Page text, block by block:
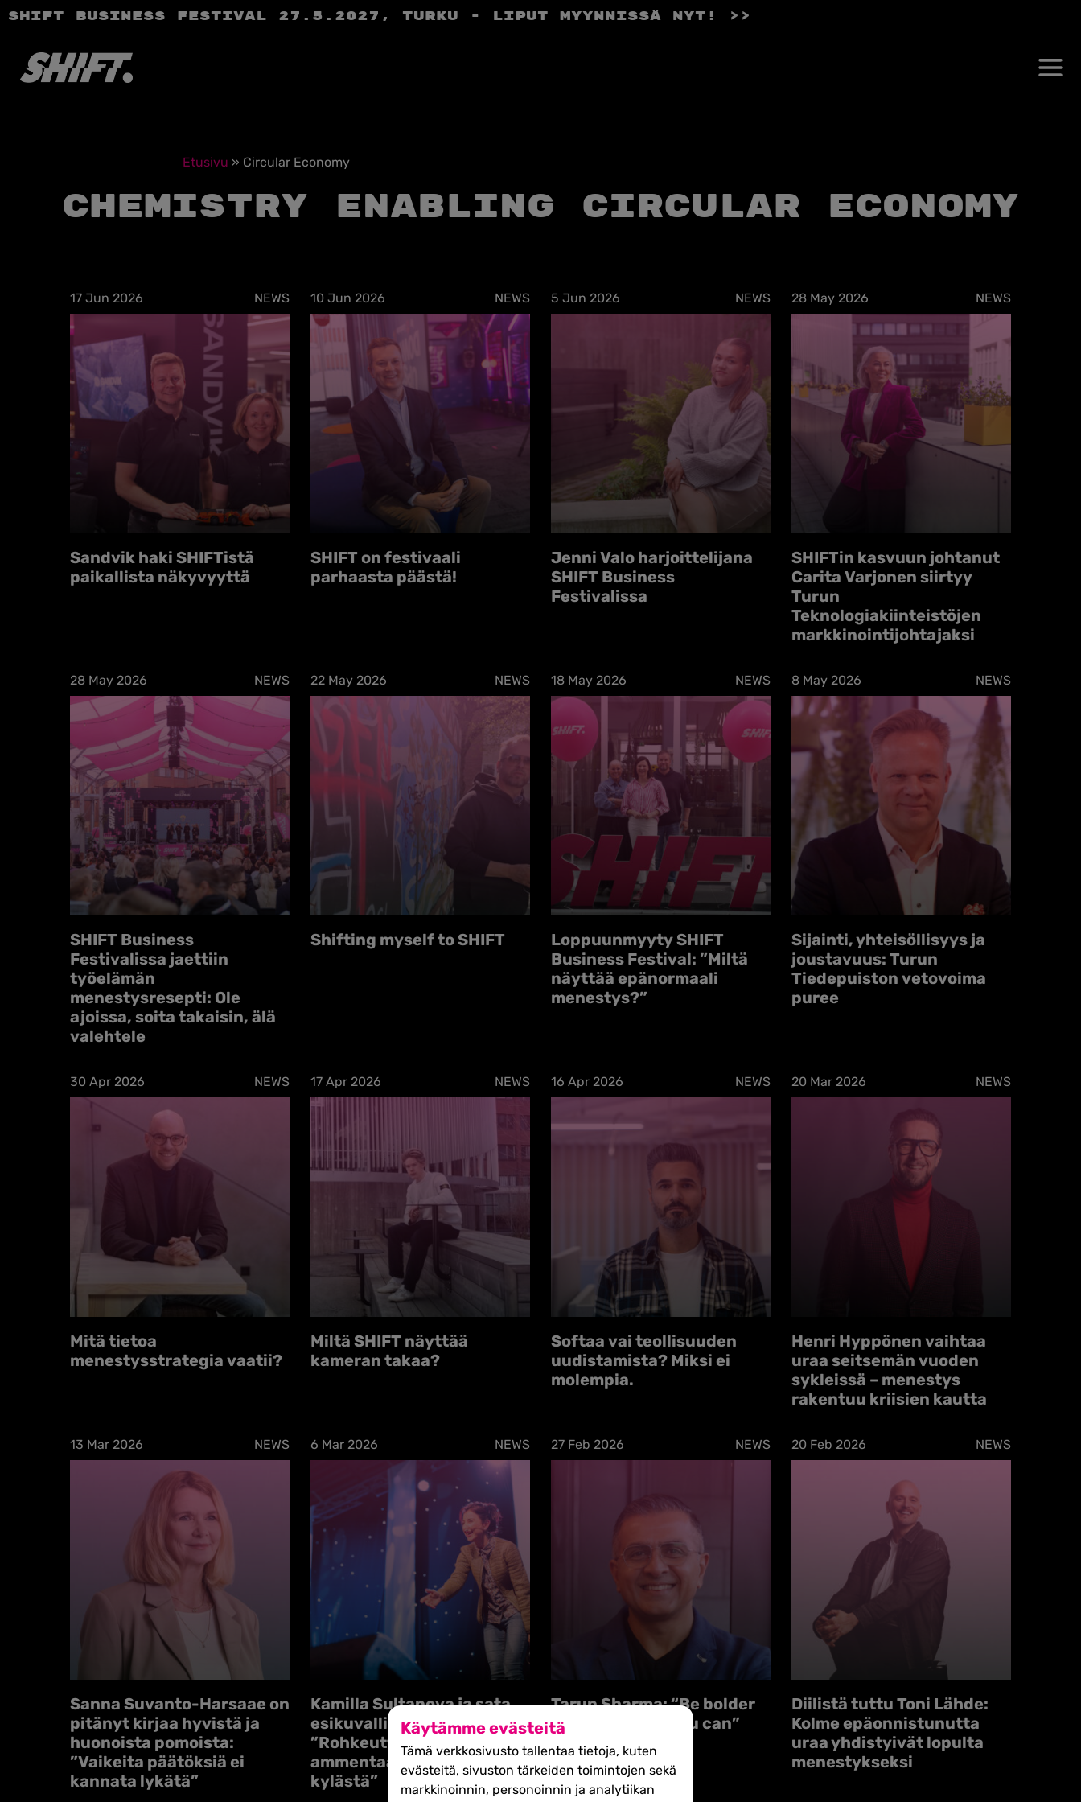
Käytämme evästeitä
Tämä verkkosivusto tallentaa tietoja, kuten
evästeitä, sivuston tärkeiden toimintojen sekä
markkinoinnin, personoinnin ja analytiikan
SHIFT Business Festival 27.5.2027, Turku - liput myynnissä nyt! >>
Etusivu » Circular Economy
Chemistry Enabling Circular Economy
17 Jun 2026 NEWS
Sandvik haki SHIFTistä
paikallista näkyvyyttä
10 Jun 2026 NEWS
SHIFT on festivaali
parhaasta päästä!
5 Jun 2026 NEWS
Jenni Valo harjoittelijana
SHIFT Business
Festivalissa
28 May 2026 NEWS
SHIFTin kasvuun johtanut
Carita Varjonen siirtyy
Turun
Teknologiakiinteistöjen
markkinointijohtajaksi
28 May 2026 NEWS
SHIFT Business
Festivalissa jaettiin
työelämän
menestysresepti: Ole
ajoissa, soita takaisin, älä
valehtele
22 May 2026 NEWS
Shifting myself to SHIFT
18 May 2026 NEWS
Loppuunmyyty SHIFT
Business Festival: ”Miltä
näyttää epänormaali
menestys?”
8 May 2026 NEWS
Sijainti, yhteisöllisyys ja
joustavuus: Turun
Tiedepuiston vetovoima
puree
30 Apr 2026 NEWS
Mitä tietoa
menestysstrategia vaatii?
17 Apr 2026 NEWS
Miltä SHIFT näyttää
kameran takaa?
16 Apr 2026 NEWS
Softaa vai teollisuuden
uudistamista? Miksi ei
molempia.
20 Mar 2026 NEWS
Henri Hyppönen vaihtaa
uraa seitsemän vuoden
sykleissä – menestys
rakentuu kriisien kautta
13 Mar 2026 NEWS
Sanna Suvanto-Harsaae on
pitänyt kirjaa hyvistä ja
huonoista pomoista:
”Vaikeita päätöksiä ei
kannata lykätä”
6 Mar 2026 NEWS
Kamilla Sultanova ja sata
esikuvallista naista:
”Rohkeutta ei voi
ammentaa vain omasta
kylästä”
27 Feb 2026 NEWS
Tarun Sharma: “Be bolder
than you think you can”
20 Feb 2026 NEWS
Diilistä tuttu Toni Lähde:
Kolme epäonnistunutta
uraa yhdistyivät lopulta
menestykseksi